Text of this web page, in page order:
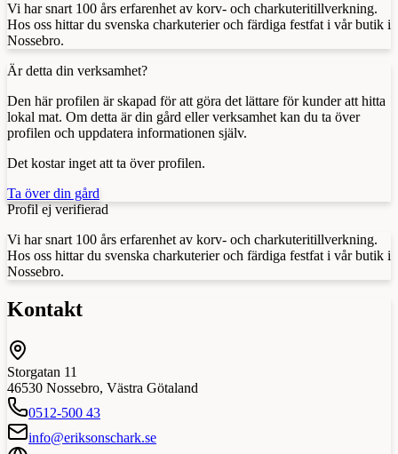
Vi har snart 100 års erfarenhet av korv- och charkuteritillverkning.
Hos oss hittar du svenska charkuterier och färdiga festfat i vår butik i
Nossebro.
Är detta din verksamhet?
Den här profilen är skapad för att göra det lättare för kunder att hitta
lokal mat. Om detta är din gård eller verksamhet kan du ta över
profilen och uppdatera informationen själv.
Det kostar inget att ta över profilen.
Ta över din gård
Profil ej verifierad
Vi har snart 100 års erfarenhet av korv- och charkuteritillverkning.
Hos oss hittar du svenska charkuterier och färdiga festfat i vår butik i
Nossebro.
Kontakt
Storgatan 11
46530 Nossebro, Västra Götaland
0512-500 43
info@eriksonschark.se